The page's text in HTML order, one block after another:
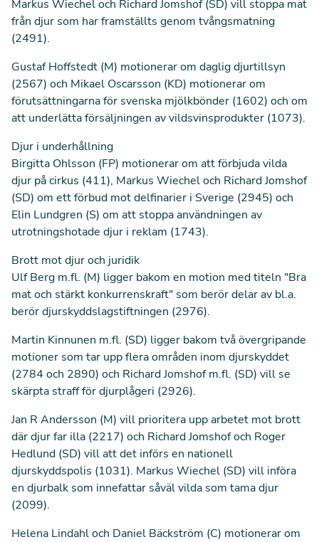
Markus Wiechel och Richard Jomshof (SD) vill stoppa mat
från djur som har framställts genom tvångsmatning
(2491).
Gustaf Hoffstedt (M) motionerar om daglig djurtillsyn
(2567) och Mikael Oscarsson (KD) motionerar om
förutsättningarna för svenska mjölkbönder (1602) och om
att underlätta försäljningen av vildsvinsprodukter (1073).
Djur i underhållning
Birgitta Ohlsson (FP) motionerar om att förbjuda vilda
djur på cirkus (411), Markus Wiechel och Richard Jomshof
(SD) om ett förbud mot delfinarier i Sverige (2945) och
Elin Lundgren (S) om att stoppa användningen av
utrotningshotade djur i reklam (1743).
Brott mot djur och juridik
Ulf Berg m.fl. (M) ligger bakom en motion med titeln "Bra
mat och stärkt konkurrenskraft" som berör delar av bl.a.
berör djurskyddslagstiftningen (2976).
Martin Kinnunen m.fl. (SD) ligger bakom två övergripande
motioner som tar upp flera områden inom djurskyddet
(2784 och 2890) och Richard Jomshof m.fl. (SD) vill se
skärpta straff för djurplågeri (2926).
Jan R Andersson (M) vill prioritera upp arbetet mot brott
där djur far illa (2217) och Richard Jomshof och Roger
Hedlund (SD) vill att det införs en nationell
djurskyddspolis (1031). Markus Wiechel (SD) vill införa
en djurbalk som innefattar såväl vilda som tama djur
(2099).
Helena Lindahl och Daniel Bäckström (C) motionerar om